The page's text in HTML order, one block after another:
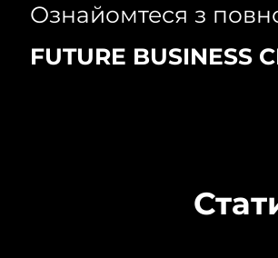
Ознайомтеся з
FUTURE BUSINESS